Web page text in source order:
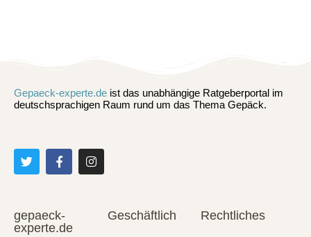
Gepaeck-experte.de ist das unabhängige Ratgeberportal im
deutschsprachigen Raum rund um das Thema Gepäck.
gepaeck-
experte.de
Geschäftlich Rechtliches